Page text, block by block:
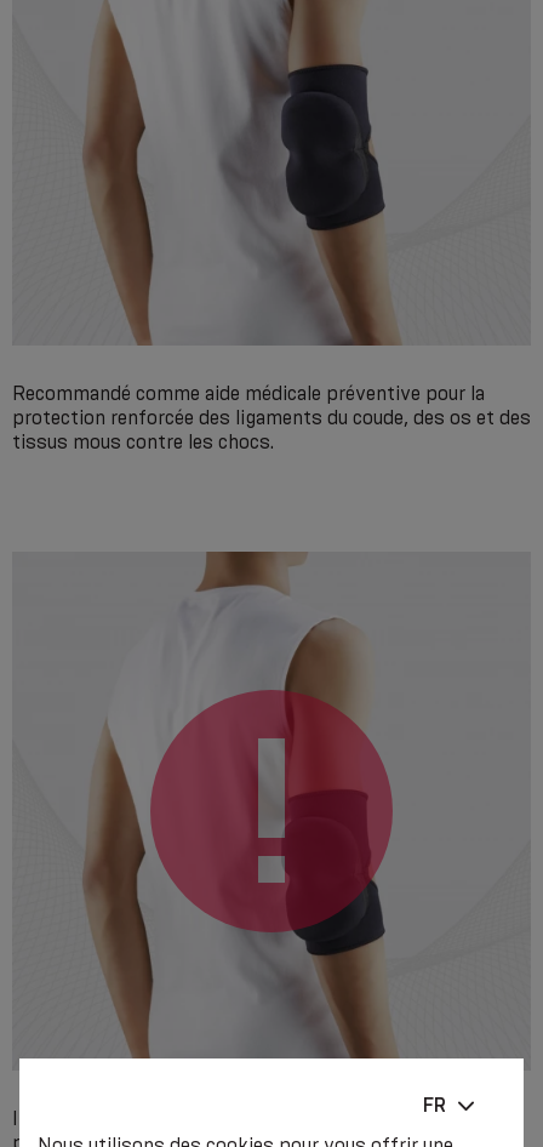
Recommandé comme aide médicale préventive pour la
protection renforcée des ligaments du coude, des os et des
tissus mous contre les chocs.
Incompatibilité individuelle avec l’un des composants du
FR